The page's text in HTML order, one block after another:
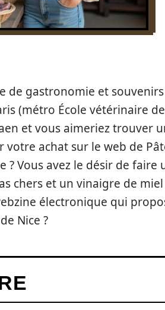
de gastronomie et
(métro École vétérinaire
et vous aimeriez trouver
achat sur le web de
? Vous avez le désir de
chers et un vinaigre de
électronique qui
Nice ?